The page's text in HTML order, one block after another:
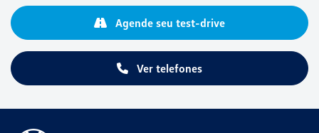
Ver telefones
Agende seu test-drive